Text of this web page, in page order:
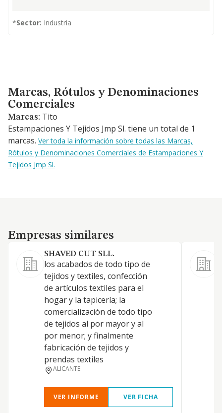
*Sector: Industria
Marcas, Rótulos y Denominaciones Comerciales
Marcas, Rótulos y Denominaciones
Comerciales
Marcas: Tito
Estampaciones Y Tejidos Jmp Sl. tiene un total de 1
marcas. Ver toda la información sobre todas las Marcas,
Rótulos y Denominaciones Comerciales de Estampaciones Y
Tejidos Jmp Sl.
Empresas similares
Empresas similares
SHAVED CUT SLL.
los acabados de todo tipo de
tejidos y textiles, confección
de artículos textiles para el
hogar y la tapicería; la
comercialización de todo tipo
de tejidos al por mayor y al
por menor; y finalmente
fabricación de tejidos y
prendas textiles
ALICANTE
VER INFORME VER FICHA